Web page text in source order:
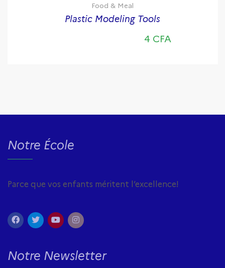
Food & Meal
Plastic Modeling Tools
4 CFA
Notre École
Parce que vos enfants méritent l’excellence!
Notre Newsletter